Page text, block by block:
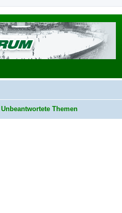
Unbeantwortete Themen